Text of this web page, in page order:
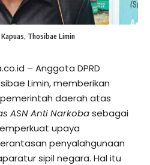
Thosibae Limin
– Anggota DPRD
Limin, memberikan
daerah atas
ASN Anti Narkobasebagai
upaya
penyalahgunaan
sipil negara. Hal itu